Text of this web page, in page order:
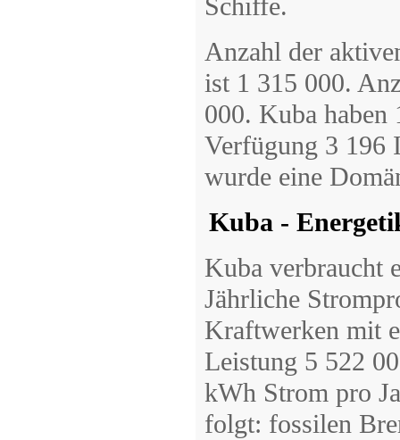
Schiffe.
Anzahl der
ist 1 315 000.
000. Kuba
Verfügung 3 196
wurde eine
Kuba -
Kuba verbraucht
Jährliche
Kraftwerken mit
Leistung 5 522
kWh Strom pro
folgt: fossilen